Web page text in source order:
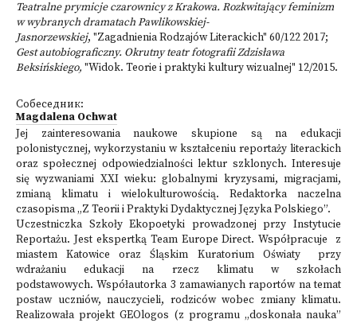
Teatralne prymicje czarownicy z Krakowa. Rozkwitający feminizm
w wybranych dramatach Pawlikowskiej-
Jasnorzewskiej, "Zagadnienia Rodzajów Literackich" 60/122 2017;
Gest autobiograficzny. Okrutny teatr fotografii Zdzisława
Beksińskiego, "Widok. Teorie i praktyki kultury wizualnej" 12/2015.
Собеседник:
Magdalena Ochwat
Jej zainteresowania naukowe skupione są na edukacji
polonistycznej, wykorzystaniu w kształceniu reportaży literackich
oraz społecznej odpowiedzialności lektur szklonych. Interesuje
się wyzwaniami XXI wieku: globalnymi kryzysami, migracjami,
zmianą klimatu i wielokulturowością. Redaktorka naczelna
czasopisma „Z Teorii i Praktyki Dydaktycznej Języka Polskiego”.
Uczestniczka Szkoły Ekopoetyki prowadzonej przy Instytucie
Reportażu. Jest ekspertką Team Europe Direct. Współpracuje z
miastem Katowice oraz Śląskim Kuratorium Oświaty przy
wdrażaniu edukacji na rzecz klimatu w szkołach
podstawowych. Współautorka 3 zamawianych raportów na temat
postaw uczniów, nauczycieli, rodziców wobec zmiany klimatu.
Realizowała projekt GEOlogos (z programu „doskonała nauka”